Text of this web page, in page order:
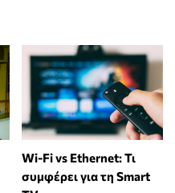
Wi-Fi vs Ethernet: Τι
συμφέρει για τη Smart